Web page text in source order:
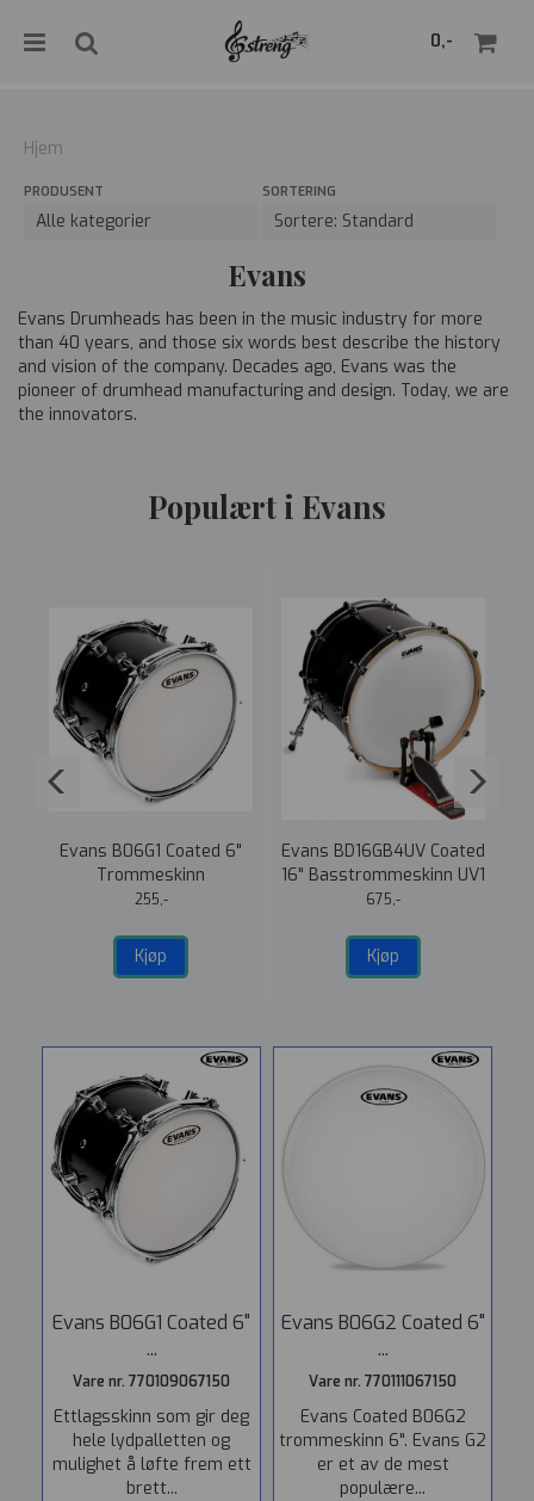
0,-
Hjem
PRODUSENT SORTERING
Evans
Evans Drumheads has been in the music industry for more
than 40 years, and those six words best describe the history
and vision of the company. Decades ago, Evans was the
pioneer of drumhead manufacturing and design. Today, we are
the innovators.
Populært i Evans
Evans B06G1 Coated 6"
Trommeskinn
255,-
Kjøp
Evans BD16GB4UV Coated
16" Basstrommeskinn UV1
EQ4
675,-
Kjøp
Evans B06G1 Coated 6"
...
Vare nr. 770109067150
Ettlagsskinn som gir deg
hele lydpalletten og
mulighet å løfte frem ett
brett...
Evans B06G2 Coated 6"
...
Vare nr. 770111067150
Evans Coated B06G2
trommeskinn 6". Evans G2
er et av de mest
populære...